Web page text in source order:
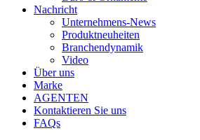
Nachricht
Unternehmens-News
Produktneuheiten
Branchendynamik
Video
Über uns
Marke
AGENTEN
Kontaktieren Sie uns
FAQs